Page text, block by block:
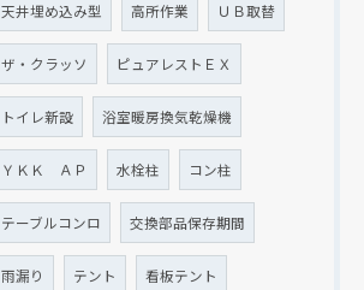
天井埋め込み型 高所作業 ＵＢ取替
ザ・クラッソ ピュアレストＥＸ
トイレ新設 浴室暖房換気乾燥機
ＹＫＫ ＡＰ 水栓柱 コン柱
テーブルコンロ 交換部品保存期間
雨漏り テント 看板テント